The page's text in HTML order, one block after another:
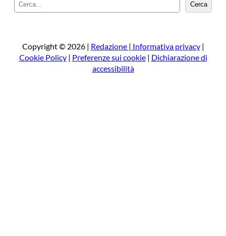
e
a
Cerca
Copyright © 2026 | Redazione | Informativa privacy|
Cookie Policy| Preferenze sui cookie| Dichiarazione di
accessibilità